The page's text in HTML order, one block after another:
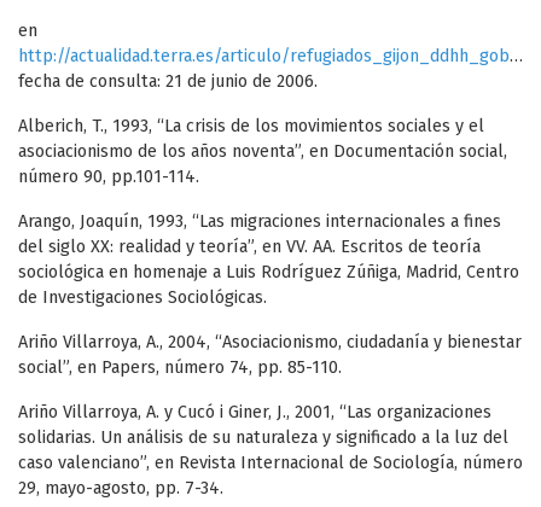
en
http://actualidad.terra.es/articulo/refugiados_gijon_ddhh_gobierno_uribe_939857.htm
fecha de consulta: 21 de junio de 2006.
Alberich, T., 1993, “La crisis de los movimientos sociales y el
asociacionismo de los años noventa”, en Documentación social,
número 90, pp.101-114.
Arango, Joaquín, 1993, “Las migraciones internacionales a fines
del siglo XX: realidad y teoría”, en VV. AA. Escritos de teoría
sociológica en homenaje a Luis Rodríguez Zúñiga, Madrid, Centro
de Investigaciones Sociológicas.
Ariño Villarroya, A., 2004, “Asociacionismo, ciudadanía y bienestar
social”, en Papers, número 74, pp. 85-110.
Ariño Villarroya, A. y Cucó i Giner, J., 2001, “Las organizaciones
solidarias. Un análisis de su naturaleza y significado a la luz del
caso valenciano”, en Revista Internacional de Sociología, número
29, mayo-agosto, pp. 7-34.